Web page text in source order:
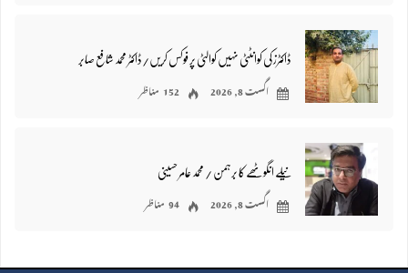
ڈاکٹرز کی کوانٹٹی نہیں کوالٹی پر فوکس کریں/ڈاکٹر محمد شافع صابر
اگست 8, 2026 152 مناظر
نیلے انگوٹھے کا برہمن / محمد عامر حسینی
اگست 8, 2026 94 مناظر